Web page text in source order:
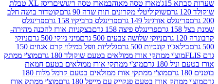
מארז טסה מאוהב מארז טסה ריגושים
ריסז XL טבלת
שוקוליטלי מקרונים תות שדה 90 גרם
קוטדור בושה חלב
אורגינל 149 גרם
פרינגלס ברביקיו 158 גרם
פרינגלס
פרינגלס פיצה 158 גרם
בצקניות אורז להכנה מהירה-
ניוקי שלושה צבעים 500 גרם
מיני ניוקי 500 גרם
ניוקי
קונכיות 500 גרם
גליליות וופל במילוי קרם אגוזים 150
ממתקי אורז ממולאים בטעם שוקולד 180 גרם
מוצ'י ממתק
גרם
מוצ'י ממתקי אורז ממולאים בטעם חמאת
מוצ'י ממתקי אורז ממולאים בטעם קרמל מלוח 180
אורז בטעם פנקייק עם מייפל 180 גרם
מוצ'י ממתק אורז